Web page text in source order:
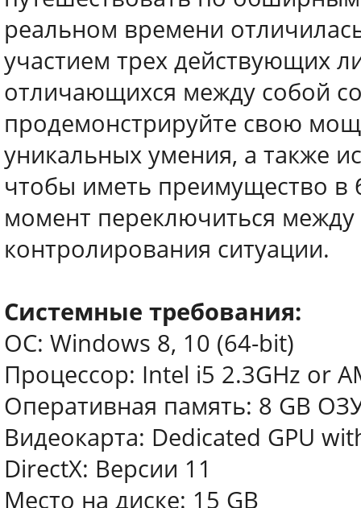
реальном времени
участием трех действующих
отличающихся между собой
продемонстрируйте свою
уникальных умения, а также
чтобы иметь преимущество
момент переключиться
контролирования ситуации.
Системные требования:
ОС: Windows 8, 10 (64-bit)
Процессор: Intel i5 2.3GHz or
Оперативная память: 8 GB
Видеокарта: Dedicated GPU
DirectX: Версии 11
Место на диске: 15 GB